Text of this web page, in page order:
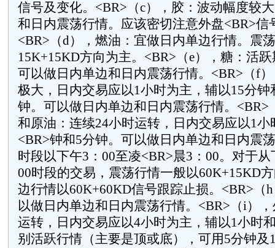
信号及变化。<BR>（c），胶：波动幅度较
和日内震荡行情。应该密切注意外盘<BR>信
<BR>（d），燃油：宜做日内单边行情。震
15K+15KD方向为主。<BR>（e），糖：活
可以做日内单边和日内震荡行情。<BR>（f
极大，日内交易应以1小时为主，辅以15分钟
钟。可以做日内单边和日内震荡行情。<BR>
和原油：连续24小时运转，日内交易应以1小
<BR>钟和5分钟。可以做日内单边和日内震
时段以下午3：00至凌<BR>晨3：00。对于
00时段的交易，震荡行情一般以60K+15KD
边行情以60K+60KD信号跟踪止损。<BR>（
以做日内单边和日内震荡行情。<BR>（i）
运转，日内交易应以4小时为主，辅以1小时
别活跃行情（主要是顶或底），可用5分钟及